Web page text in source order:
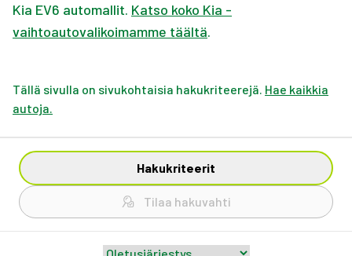
Kia EV6 automallit. Katso koko Kia -
vaihtoautovalikoimamme täältä.
Tällä sivulla on sivukohtaisia hakukriteerejä. Hae kaikkia
autoja.
Hakukriteerit
Tilaa hakuvahti